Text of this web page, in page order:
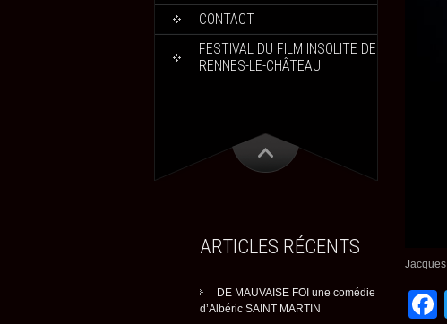
CONTACT
FESTIVAL DU FILM INSOLITE DE
RENNES-LE-CHÂTEAU
Jacques
ARTICLES RÉCENTS
DE MAUVAISE FOI une comédie
d’Albéric SAINT MARTIN